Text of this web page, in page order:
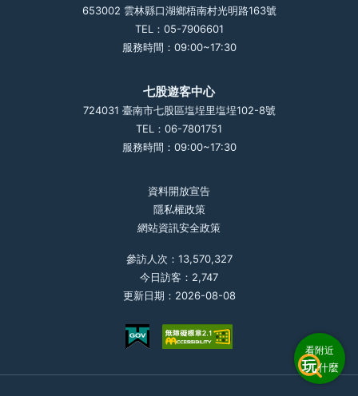
653002 雲林縣口湖鄉梧南村光明路163號
TEL：05-7906601
服務時間：09:00~17:30
七股遊客中心
724031 臺南市七股區塩埕里塩埕102-8號
TEL：06-7801751
服務時間：09:00~17:30
資料開放宣告
隱私權政策
網站資訊安全政策
參訪人次：13,570,327
今日訪客：2,747
更新日期：2026-08-08
看附近
玩什麼